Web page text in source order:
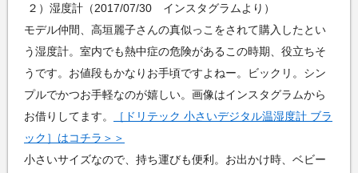
２）湿度計（2017/07/30 インスタグラムより）
モデル仲間、高垣麗子さんの真似っこをされて購入したとい
う湿度計。室内でも熱中症の危険があるこの時期、役立ちそ
うです。お値段もかなりお手頃ですよねー。ビックリ。シン
プルでかつお手軽なのが嬉しい。画像はインスタグラムから
お借りしてます。
［ドリテック 小さいデジタル温湿度計 ブラ
ック］はコチラ＞＞
小さいサイズなので、持ち運びも便利。お出かけ時、ベビー